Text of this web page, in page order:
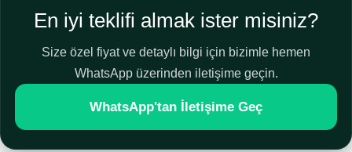
En iyi teklifi almak ister misiniz?
Size özel fiyat ve detaylı bilgi için bizimle hemen
WhatsApp üzerinden iletişime geçin.
WhatsApp'tan İletişime Geç